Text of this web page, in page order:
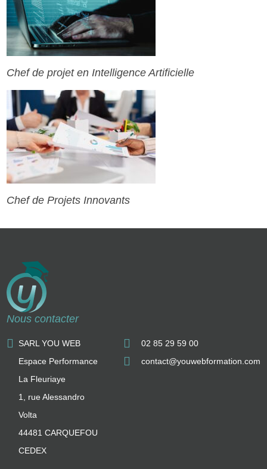
Chef de projet en Intelligence Artificielle
Chef de Projets Innovants
Nous contacter
SARL YOU WEB
Espace Performance
La Fleuriaye
1, rue Alessandro
Volta
44481 CARQUEFOU
CEDEX
02 85 29 59 00
contact@youwebformation.com